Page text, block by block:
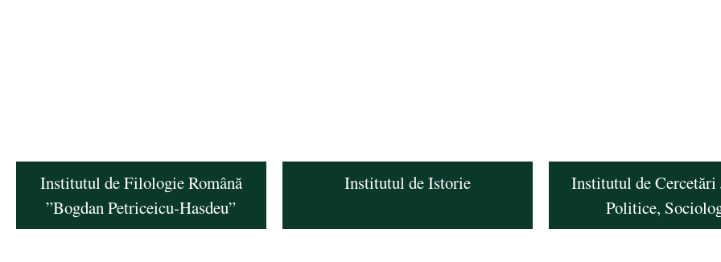
Institutul de Filologie Română
”Bogdan Petriceicu-Hasdeu”
Institutul de Istorie
Institutul de Cercetări
Politice,